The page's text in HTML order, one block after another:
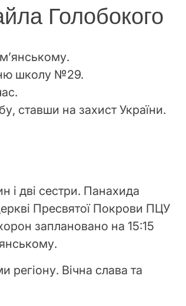
Голобокого
школу №29.
ставши на захист України.
і дві сестри. Панахида
Пресвятої Покрови ПЦУ
заплановано на 15:15
Вічна слава та